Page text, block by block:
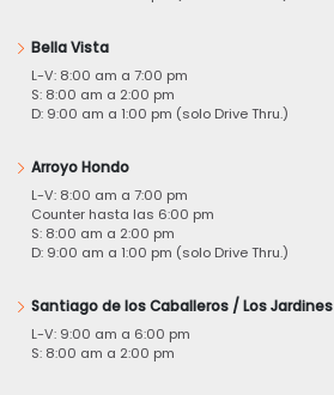
Bella Vista
L-V: 8:00 am a 7:00 pm
S: 8:00 am a 2:00 pm
D: 9:00 am a 1:00 pm (solo Drive Thru.)
Arroyo Hondo
L-V: 8:00 am a 7:00 pm
Counter hasta las 6:00 pm
S: 8:00 am a 2:00 pm
D: 9:00 am a 1:00 pm (solo Drive Thru.)
Santiago de los Caballeros / Los Jardines
L-V: 9:00 am a 6:00 pm
S: 8:00 am a 2:00 pm